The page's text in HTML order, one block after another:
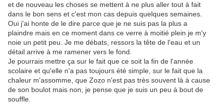
et de nouveau les choses se mettent à ne plus aller tout à fait
dans le bon sens et c'est mon cas depuis quelques semaines.
Oui j'ai honte de le dire parce que je ne suis pas la plus a
plaindre mais en ce moment dans ce verre à moitié plein je m'y
noie un petit peu. Je me débats, ressors la tête de l'eau et un
détail arrive à me ramener vers le fond.
Je pourrais mettre ça sur le fait que ce soit la fin de l'année
scolaire et qu'elle n'a pas toujours été simple, sur le fait que la
chaleur m'assomme, que Zozo n'est pas très souvent là à cause
de son boulot mais non, je pense que je suis un peu à bout de
souffle.